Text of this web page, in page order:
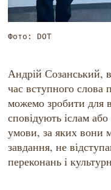
Фото: DOT
Андрій Созанський,
час вступного
можемо зробити для
сповідують іслам або
умови, за яких вони
завдання, не
переконань і